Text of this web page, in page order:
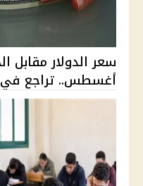
أغسطس.. تراجع في 10 بنوك وارت...